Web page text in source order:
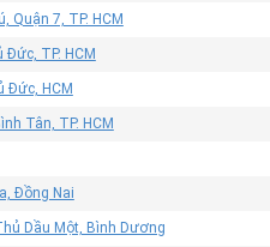
Quận 7, TP. HCM
Đức, TP. HCM
Đức, HCM
Tân, TP. HCM
Đồng Nai
Dầu Một, Bình Dương